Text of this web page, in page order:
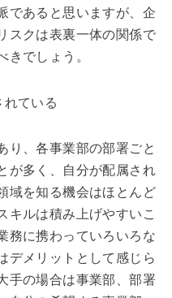
であると思いますが、企
スクは表裏一体の関係で
きでしょう。
れている
り、各事業部の部署ごと
が多く、自分が配属され
域を知る機会はほとんど
キルは積み上げやすいこ
務に携わっていろいろな
デメリットとして感じら
手の場合は事業部、部署